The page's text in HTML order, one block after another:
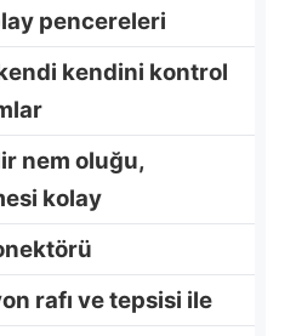
pencereleri
kendini kontrol
nem oluğu,
kolay
rafı ve tepsisi ile